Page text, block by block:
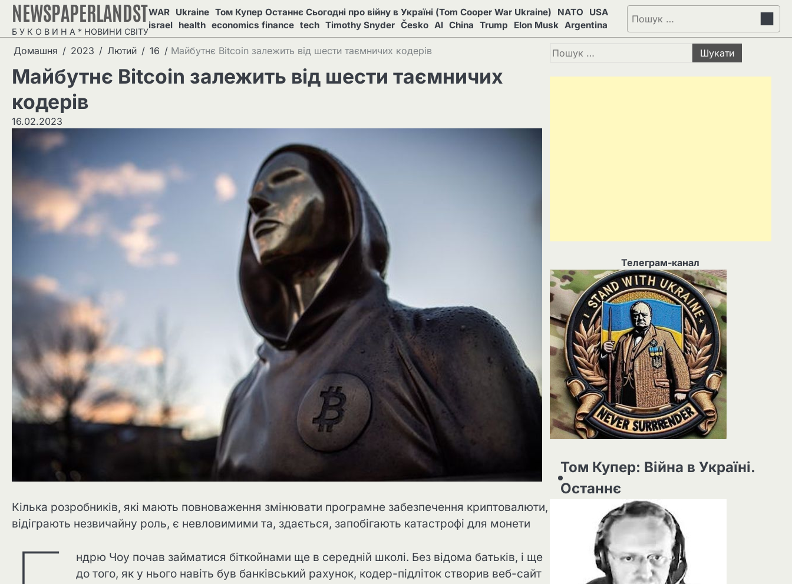
Перейти
вмісту
NEWSPAPERLANDST
Б У К О В И Н А * НОВИНИ СВІТУ
WAR Ukraine Том Купер Останнє Сьогодні про війну в Україні (Tom Cooper War Ukraine) NATO
USA
israel health economics finance tech Timothy Snyder Česko AI China Trump Elon Musk Argentina
Пошук:
Домашня 2023 Лютий 16 Майбутнє Bitcoin залежить від шести таємничих кодерів
Майбутнє Bitcoin залежить від шести таємничих
кодерів
16.02.2023
Кілька розробників, які мають повноваження змінювати програмне забезпечення криптовалюти,
відіграють незвичайну роль, є невловимими та, здається, запобігають катастрофі для монети
ндрю Чоу почав займатися біткойнами ще в середній школі. Без відома батьків, і ще
до того, як у нього навіть був банківський рахунок, кодер-підліток створив веб-сайт
Пошук:
Телеграм-канал
Том Купер: Війна в Україні.
Останнє